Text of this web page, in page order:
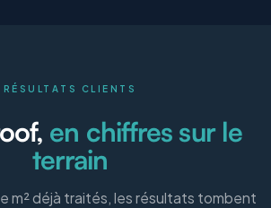
RÉSULTATS CLIENTS
en chiffres sur le
terrain
m² déjà traités, les résultats tombent